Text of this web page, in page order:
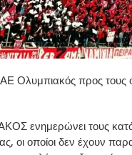
Ολυμπιακός προς τους
ενημερώνει τους
οι οποίοι δεν έχουν